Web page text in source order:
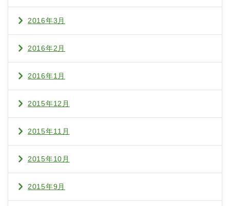
2016年3月
2016年2月
2016年1月
2015年12月
2015年11月
2015年10月
2015年9月